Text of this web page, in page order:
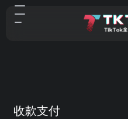
收款支付